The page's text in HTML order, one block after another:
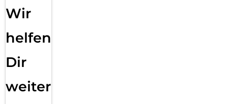
Wir
helfen
Dir
weiter